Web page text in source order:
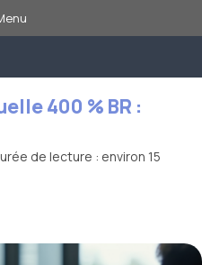
400 % BR :
de lecture : environ 15